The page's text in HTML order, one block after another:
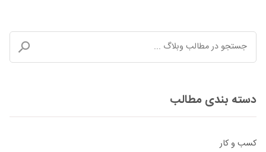
دسته بندی مطالب
کسب و کار